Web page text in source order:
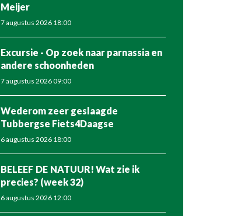
Meijer
7 augustus 2026 18:00
Excursie - Op zoek naar parnassia en
andere schoonheden
7 augustus 2026 09:00
Wederom zeer geslaagde
Tubbergse Fiets4Daagse
6 augustus 2026 18:00
BELEEF DE NATUUR! Wat zie ik
precies? (week 32)
6 augustus 2026 12:00